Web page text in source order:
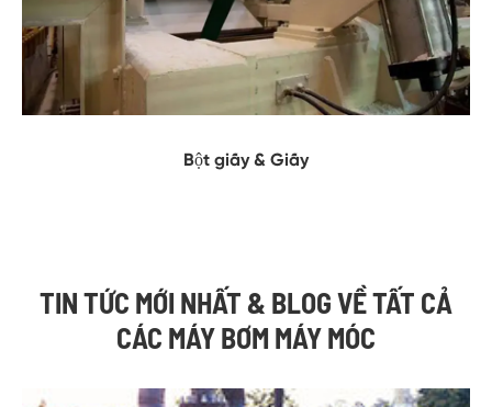
Bột giấy & Giấy
TIN TỨC MỚI NHẤT & BLOG VỀ TẤT CẢ
CÁC MÁY BƠM MÁY MÓC